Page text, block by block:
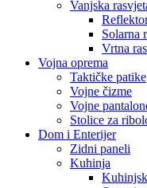
Vanjska
Solarna
Vrtna
Vojna oprema
Taktičke patike
Vojne čizme
Vojne
Stolice za
Dom i Enterijer
Zidni paneli
Kuhinja